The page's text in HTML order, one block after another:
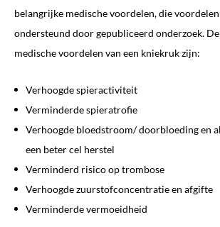
belangrijke medische voordelen, die
ondersteund door gepubliceerd onderzoek.
medische voordelen van een kniekruk zijn:
Verhoogde spieractiviteit
Verminderde spieratrofie
Verhoogde bloedstroom/ doorbloeding en
een beter cel herstel
Verminderd risico op trombose
Verhoogde zuurstofconcentratie en afgifte
Verminderde vermoeidheid